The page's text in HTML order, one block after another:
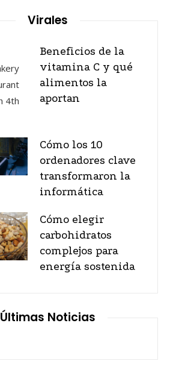
Virales
Beneficios de la
vitamina C y qué
alimentos la
aportan
Cómo los 10
ordenadores clave
transformaron la
informática
Cómo elegir
carbohidratos
complejos para
energía sostenida
Últimas Noticias